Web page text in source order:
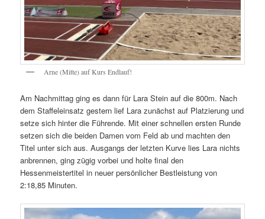
Arne (Mitte) auf Kurs Endlauf!
Am Nachmittag ging es dann für Lara Stein auf die 800m. Nach
dem Staffeleinsatz gestern lief Lara zunächst auf Platzierung und
setze sich hinter die Führende. Mit einer schnellen ersten Runde
setzen sich die beiden Damen vom Feld ab und machten den
Titel unter sich aus. Ausgangs der letzten Kurve lies Lara nichts
anbrennen, ging zügig vorbei und holte final den
Hessenmeistertitel in neuer persönlicher Bestleistung von
2:18,85 Minuten.